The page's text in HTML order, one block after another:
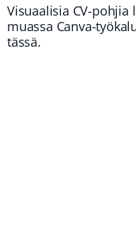
Visuaalisia CV-
muassa Canva-
tässä.